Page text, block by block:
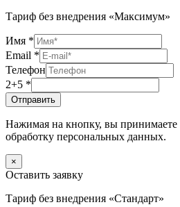
Тариф без внедрения «Максимум»
Имя *
Email *
Телефон
2+5 *
Отправить
Нажимая на кнопку, вы
обработку персональных данных.
×
Оставить заявку
Тариф без внедрения «Стандарт»